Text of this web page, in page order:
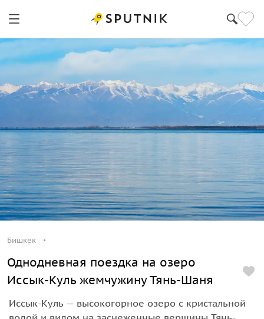
Бишкек
Однодневная поездка на озеро
Иссык-Куль жемчужину Тянь-Шаня
Иссык-Куль — высокогорное озеро с кристальной